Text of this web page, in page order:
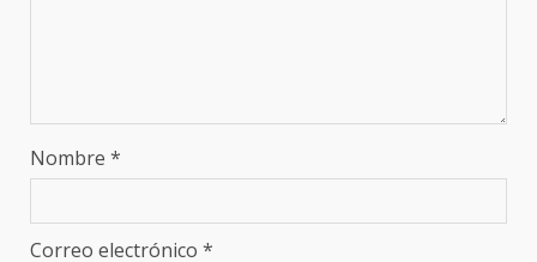
Nombre *
Correo electrónico *